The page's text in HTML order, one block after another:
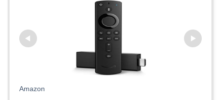
Amazon